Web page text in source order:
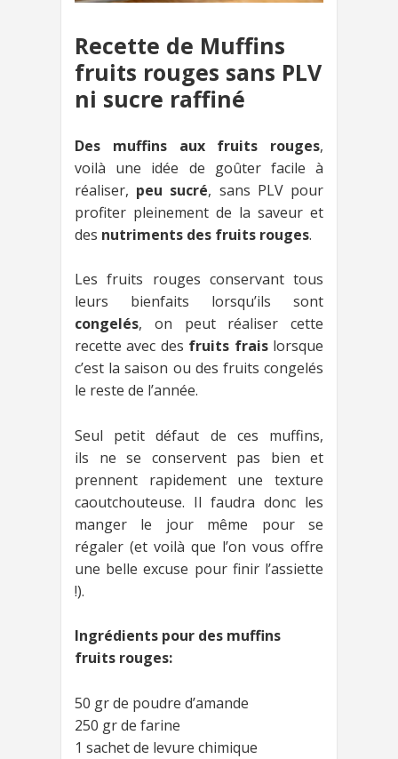
Recette de Muffins
fruits rouges sans PLV
ni sucre raffiné
Des muffins aux fruits rouges,
voilà une idée de goûter facile à
réaliser, peu sucré, sans PLV pour
profiter pleinement de la saveur et
des nutriments des fruits rouges.
Les fruits rouges conservant tous
leurs bienfaits lorsqu’ils sont
congelés, on peut réaliser cette
recette avec des fruits fraislorsque
c’est la saison ou des fruits congelés
le reste de l’année.
Seul petit défaut de ces muffins,
ils ne se conservent pas bien et
prennent rapidement une texture
caoutchouteuse. Il faudra donc les
manger le jour même pour se
régaler (et voilà que l’on vous offre
une belle excuse pour finir l’assiette
!).
Ingrédients pour des muffins
fruits rouges:
50 gr de poudre d’amande
250 gr de farine
1 sachet de levure chimique